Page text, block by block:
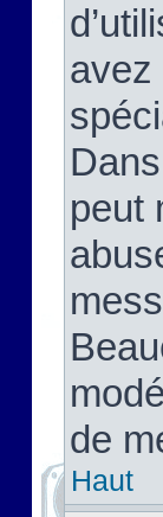
avez
peut
de
Haut